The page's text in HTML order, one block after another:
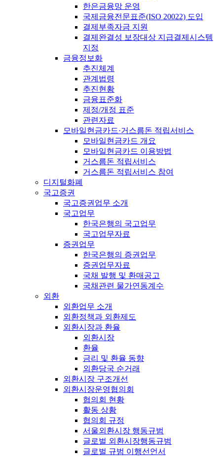
한은금융망 운영
국제금융전문표준(ISO 20022) 도입
결제부족자금 지원
결제완결성 보장대상 지급결제시스템
지정
금융정보화
추진체계
관계법령
추진현황
금융표준화
제정/개정 표준
관련자료
모바일현금카드·거스름돈 적립서비스
모바일현금카드 개요
모바일현금카드 이용방법
거스름돈 적립서비스
거스름돈 적립서비스 참여
디지털화폐
국고증권
국고증권업무 소개
국고업무
한국은행의 국고업무
국고업무자료
증권업무
한국은행의 증권업무
증권업무자료
국채 발행 및 환매공고
국채관련 물가연동계수
외환
외환업무 소개
외환정책과 외환제도
외환시장과 환율
외환시장
환율
금리 및 환율 동향
외환당국 순거래
외환시장 구조개선
외환시장운영협의회
협의회 현황
활동 상황
협의회 규정
서울외환시장 행동규범
글로벌 외환시장행동규범
글로벌 규범 이행선언서